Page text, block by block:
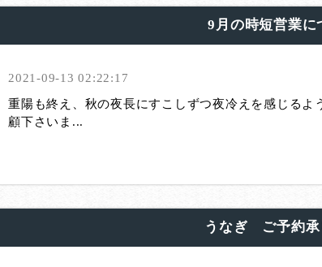
9月の時短営業に
2021-09-13 02:22:17
重陽も終え、秋の夜長にすこしずつ夜冷えを感じる
顧下さいま...
うなぎ ご予約承